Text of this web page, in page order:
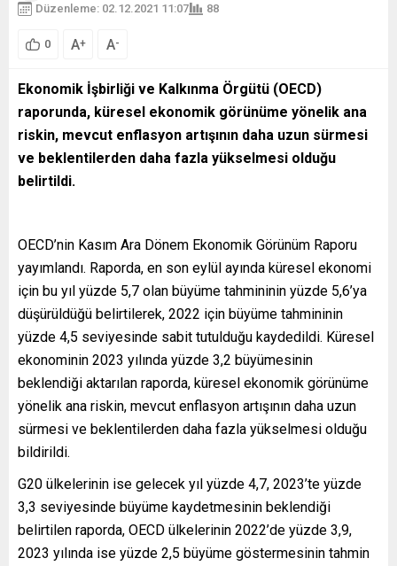
Düzenleme: 02.12.2021 11:07
88
0 A+ A-
Ekonomik İşbirliği ve Kalkınma Örgütü (OECD)
raporunda, küresel ekonomik görünüme yönelik ana
riskin, mevcut enflasyon artışının daha uzun sürmesi
ve beklentilerden daha fazla yükselmesi olduğu
belirtildi.
OECD’nin Kasım Ara Dönem Ekonomik Görünüm Raporu
yayımlandı. Raporda, en son eylül ayında küresel ekonomi
için bu yıl yüzde 5,7 olan büyüme tahmininin yüzde 5,6’ya
düşürüldüğü belirtilerek, 2022 için büyüme tahmininin
yüzde 4,5 seviyesinde sabit tutulduğu kaydedildi. Küresel
ekonominin 2023 yılında yüzde 3,2 büyümesinin
beklendiği aktarılan raporda, küresel ekonomik görünüme
yönelik ana riskin, mevcut enflasyon artışının daha uzun
sürmesi ve beklentilerden daha fazla yükselmesi olduğu
bildirildi.
G20 ülkelerinin ise gelecek yıl yüzde 4,7, 2023’te yüzde
3,3 seviyesinde büyüme kaydetmesinin beklendiği
belirtilen raporda, OECD ülkelerinin 2022’de yüzde 3,9,
2023 yılında ise yüzde 2,5 büyüme göstermesinin tahmin